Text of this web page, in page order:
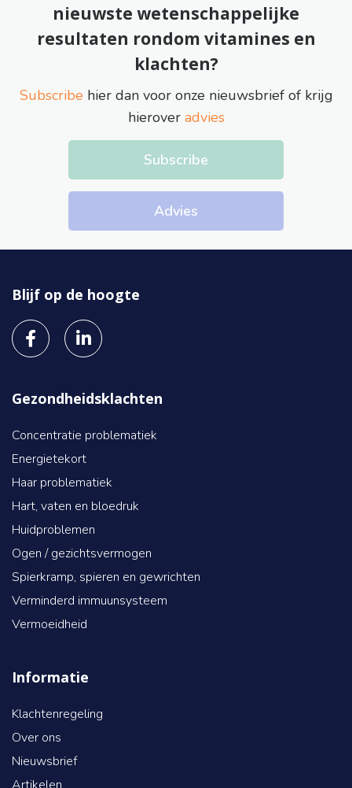
nieuwste wetenschappelijke
resultaten rondom vitamines en
klachten?
Subscribe hier dan voor onze nieuwsbrief of krijg
hierover advies
Subscribe
Advies
Blijf op de hoogte
Gezondheidsklachten
Concentratie problematiek
Energietekort
Haar problematiek
Hart, vaten en bloedruk
Huidproblemen
Ogen / gezichtsvermogen
Spierkramp, spieren en gewrichten
Verminderd immuunsysteem
Vermoeidheid
Informatie
Klachtenregeling
Over ons
Nieuwsbrief